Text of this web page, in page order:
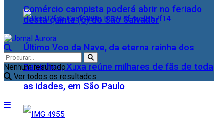
Último Voo da Nave, da eterna rainha dos
Baixinhos, Xuxa reúne milhares de fãs de toda
as idades, em São Paulo
Comércio campista poderá abrir no feriado
desta quinta (6) do São Salvador
Nenhum resultado
Ver todos os resultados